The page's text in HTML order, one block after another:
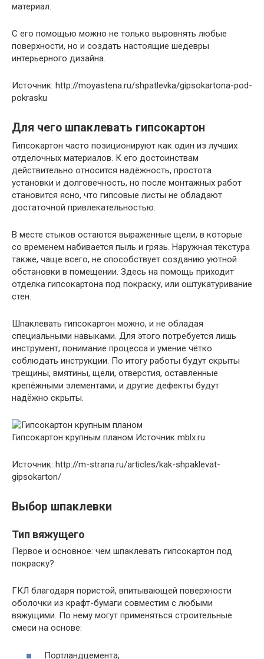
материал.
С его помощью можно не только выровнять любые
поверхности, но и создать настоящие шедевры
интерьерного дизайна.
Источник: http://moyastena.ru/shpatlevka/gipsokartona-pod-
pokrasku
Для чего шпаклевать гипсокартон
Гипсокартон часто позиционируют как один из лучших
отделочных материалов. К его достоинствам
действительно относится надёжность, простота
установки и долговечность, но после монтажных работ
становится ясно, что гипсовые листы не обладают
достаточной привлекательностью.
В месте стыков остаются выраженные щели, в которые
со временем набивается пыль и грязь. Наружная текстура
также, чаще всего, не способствует созданию уютной
обстановки в помещении. Здесь на помощь приходит
отделка гипсокартона под покраску, или оштукатуривание
стен.
Шпаклевать гипсокартон можно, и не обладая
специальными навыками. Для этого потребуется лишь
инструмент, понимание процесса и умение чётко
соблюдать инструкции. По итогу работы будут скрыты
трещины, вмятины, щели, отверстия, оставленные
крепёжными элементами, и другие дефекты будут
надёжно скрыты.
Гипсокартон крупным планом Источник mblx.ru
Источник: http://m-strana.ru/articles/kak-shpaklevat-
gipsokarton/
Выбор шпаклевки
Тип вяжущего
Первое и основное: чем шпаклевать гипсокартон под
покраску?
ГКЛ благодаря пористой, впитывающей поверхности
оболочки из крафт-бумаги совместим с любыми
вяжущими. По нему могут применяться строительные
смеси на основе:
Портландцемента;